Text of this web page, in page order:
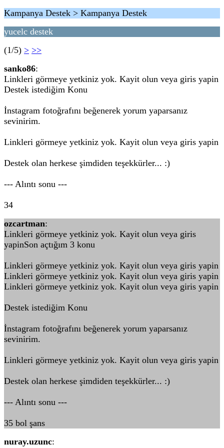
Kampanya Destek > Kampanya Destek
yucelc destek
(1/5) > >>
sanko86:
Linkleri görmeye yetkiniz yok. Kayit olun veya giris yapin
Destek istediğim Konu
İnstagram fotoğrafını beğenerek yorum yaparsanız
sevinirim.
Linkleri görmeye yetkiniz yok. Kayit olun veya giris yapin
Destek olan herkese şimdiden teşekkürler... :)
--- Alıntı sonu ---
34
ozcartman:
Linkleri görmeye yetkiniz yok. Kayit olun veya giris
yapinSon açtığım 3 konu
Linkleri görmeye yetkiniz yok. Kayit olun veya giris yapin
Linkleri görmeye yetkiniz yok. Kayit olun veya giris yapin
Linkleri görmeye yetkiniz yok. Kayit olun veya giris yapin
Destek istediğim Konu
İnstagram fotoğrafını beğenerek yorum yaparsanız
sevinirim.
Linkleri görmeye yetkiniz yok. Kayit olun veya giris yapin
Destek olan herkese şimdiden teşekkürler... :)
--- Alıntı sonu ---
35 bol şans
nuray.uzunc: